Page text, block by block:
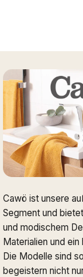
Cawö ist unsere
Segment und
und modischem
Materialien und
Die Modelle sind
begeistern nicht